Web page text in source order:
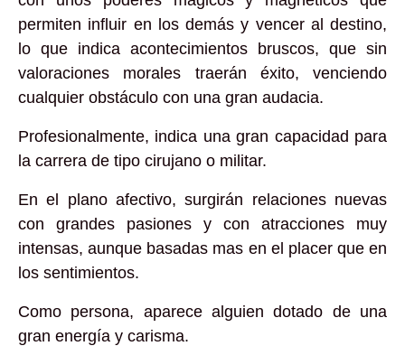
permiten influir en los demás y vencer al destino,
lo que indica acontecimientos bruscos, que sin
valoraciones morales traerán éxito, venciendo
cualquier obstáculo con una gran audacia.
Profesionalmente, indica una gran capacidad para
la carrera de tipo cirujano o militar.
En el plano afectivo, surgirán relaciones nuevas
con grandes pasiones y con atracciones muy
intensas, aunque basadas mas en el placer que en
los sentimientos.
Como persona, aparece alguien dotado de una
gran energía y carisma.